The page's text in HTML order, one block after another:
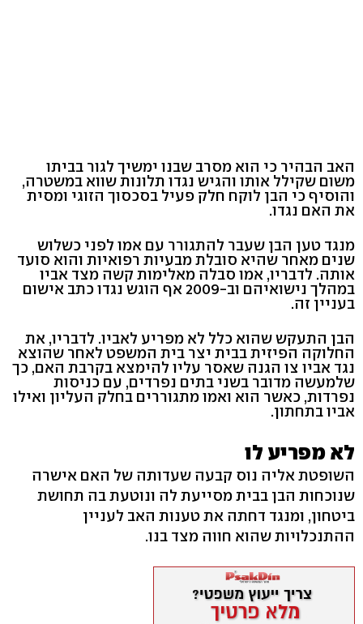
האב הבהיר כי הוא מסרב שבנו ימשיך לגור בביתו
משום שקילל אותו והגיש נגדו תלונות שווא במשטרה,
והוסיף כי הבן לוקח חלק פעיל בסכסוך הזוגי ומסית
את האם נגדו.
מנגד טען הבן שעבר להתגורר עם אמו לפני כשלוש
שנים מאחר שהיא סובלת מבעיות רפואיות והוא סועד
אותה. לדבריו, אמו סבלה מאלימות קשה מצד אביו
במהלך נישואיהם וב-2009 אף הוגש נגדו כתב אישום
בעניין זה.
הבן התעקש שהוא כלל לא מפריע לאביו. לדבריו, את
החלוקה הפיזית בבית יצר בית המשפט לאחר שהוצא
נגד אביו צו הגנה שאסר עליו להימצא בקרבת האם, כך
שלמעשה מדובר בשני בתים נפרדים, עם כניסות
נפרדות, כאשר הוא ואמו מתגוררים בחלק העליון ואילו
אביו בתחתון.
לא מפריע לו
השופטת אליה נוס קבעה שעדותה של האם אישרה
שנוכחות הבן בבית מסייעת לה ונוטעת בה תחושת
ביטחון, ומנגד דחתה את טענות האב לעניין
ההתנכלויות שהוא חווה מצד בנו.